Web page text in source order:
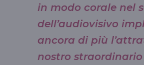
in modo corale nel
dell’audiovisivo
ancora di più
nostro